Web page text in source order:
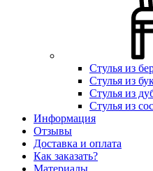
Стулья из
Стулья из
Стулья из
Стулья из
Информация
Отзывы
Доставка и оплата
Как заказать?
Материалы